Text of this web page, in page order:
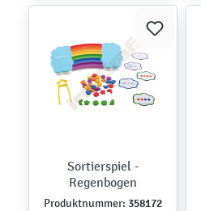
Sortierspiel -
Regenbogen
Produktnummer: 358172